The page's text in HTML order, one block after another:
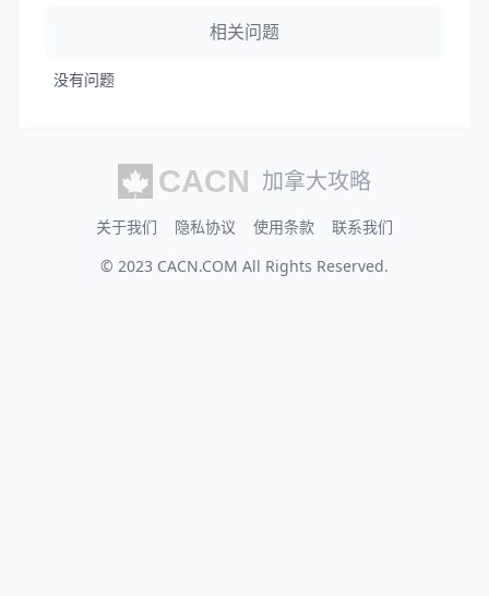
相关问题
没有问题
加拿大攻略
关于我们 隐私协议 使用条款
联系我们
© 2023 CACN.COM All Rights Reserved.